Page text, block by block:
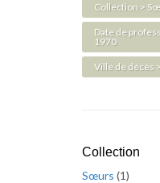
Collection >
Date de
1970
Ville de décès
Collection
Sœurs (1)